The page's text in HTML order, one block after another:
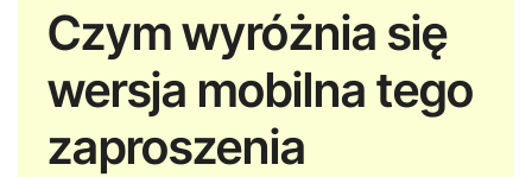
Czym wyróżnia się
wersja mobilna tego
zaproszenia